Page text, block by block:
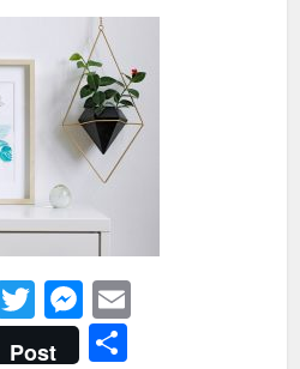
TwitterMessenger
Post